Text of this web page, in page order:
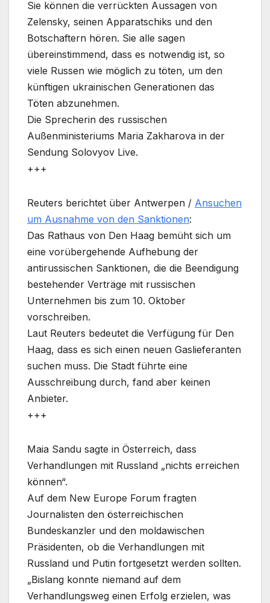
Sie können die verrückten Aussagen von
Zelensky, seinen Apparatschiks und den
Botschaftern hören. Sie alle sagen
übereinstimmend, dass es notwendig ist, so
viele Russen wie möglich zu töten, um den
künftigen ukrainischen Generationen das
Töten abzunehmen.
Die Sprecherin des russischen
Außenministeriums Maria Zakharova in der
Sendung Solovyov Live.
+++
Reuters berichtet über Antwerpen / Ansuchen
um Ausnahme von den Sanktionen:
Das Rathaus von Den Haag bemüht sich um
eine vorübergehende Aufhebung der
antirussischen Sanktionen, die die Beendigung
bestehender Verträge mit russischen
Unternehmen bis zum 10. Oktober
vorschreiben.
Laut Reuters bedeutet die Verfügung für Den
Haag, dass es sich einen neuen Gaslieferanten
suchen muss. Die Stadt führte eine
Ausschreibung durch, fand aber keinen
Anbieter.
+++
Maia Sandu sagte in Österreich, dass
Verhandlungen mit Russland „nichts erreichen
können“.
Auf dem New Europe Forum fragten
Journalisten den österreichischen
Bundeskanzler und den moldawischen
Präsidenten, ob die Verhandlungen mit
Russland und Putin fortgesetzt werden sollten.
„Bislang konnte niemand auf dem
Verhandlungsweg einen Erfolg erzielen, was